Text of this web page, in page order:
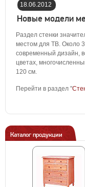
18.06.2012
03:00:00
Новые модели
Раздел стенки
местом для ТВ. Около
современный дизайн,
цветах,
120 см.
Перейти в раздел "
Каталог продукции